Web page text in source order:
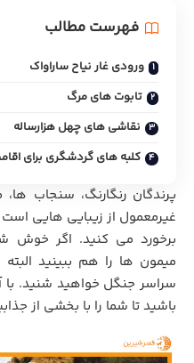
فهرست مطالب
ورودی غار نیاح ساراواک
تابوت های مرگ
نقاشی های چهل هزارساله
کلبه های گردشگری برای
پرندگان رنگارنگ، سنجاب
غیرمعمول از زیبایی هایی
برخورد می کنید. اگر خوش
میمون ها را هم ببینید
سراسر جنگل خواهید شنید. با
باشید تا شما را با بخشی از